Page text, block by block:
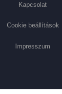
Kapcsolat
Cookie beállítások
Impresszum